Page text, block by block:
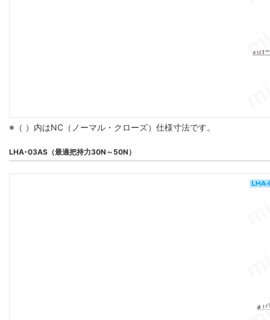
※（ ）内はNC（ノーマル・クローズ）仕様寸法です。
LHA-03AS（最適把持力30N～50N）